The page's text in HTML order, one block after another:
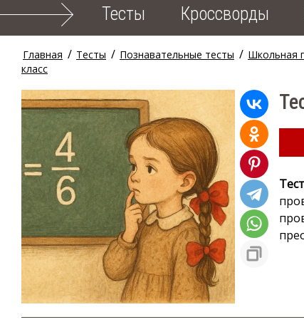
Тесты Кроссворды
Главная / Тесты / Познавательные тесты / Школьная
класс